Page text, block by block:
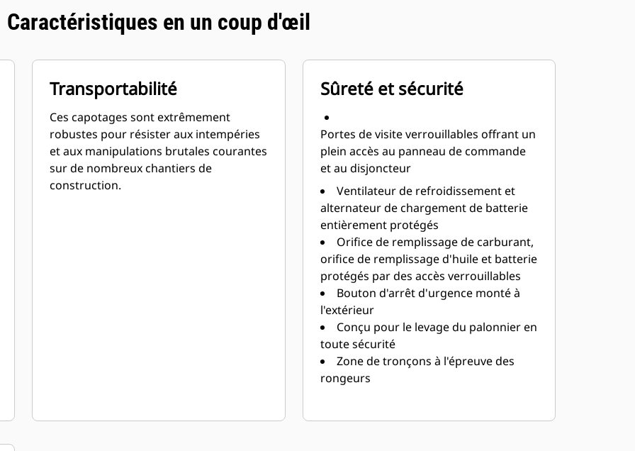
Caractéristiques en un coup d'œil
Transportabilité
Ces capotages sont extrêmement
robustes pour résister aux intempéries
et aux manipulations brutales courantes
sur de nombreux chantiers de
construction.
Sûreté et sécurité
Portes de visite verrouillables offrant un
plein accès au panneau de commande
et au disjoncteur
Ventilateur de refroidissement et
alternateur de chargement de batterie
entièrement protégés
Orifice de remplissage de carburant,
orifice de remplissage d'huile et batterie
protégés par des accès verrouillables
Bouton d'arrêt d'urgence monté à
l'extérieur
Conçu pour le levage du palonnier en
toute sécurité
Zone de tronçons à l'épreuve des
rongeurs